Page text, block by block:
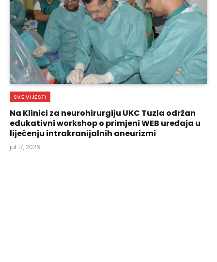
SVE VIJESTI
Na Klinici za neurohirurgiju UKC Tuzla održan
edukativni workshop o primjeni WEB uređaja u
liječenju intrakranijalnih aneurizmi
jul 17, 2026